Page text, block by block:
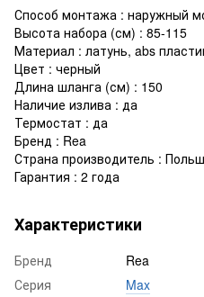
Способ монтажа : наружный
Высота набора (см) : 85-115
Материал : латунь, abs
Цвет : черный
Длина шланга (см) : 150
Наличие излива : да
Термостат : да
Бренд : Rea
Страна производитель :
Гарантия : 2 года
Характеристики
Бренд
Rea
Серия
Max